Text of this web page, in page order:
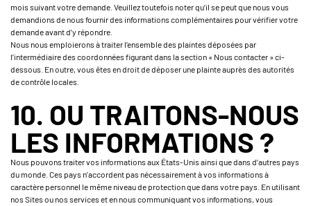
mois suivant votre demande. Veuillez toutefois noter qu’il se peut que nous vous
demandions de nous fournir des informations complémentaires pour vérifier votre
demande avant d’y répondre.
Nous nous emploierons à traiter l’ensemble des plaintes déposées par
l’intermédiaire des coordonnées figurant dans la section « Nous contacter » ci-
dessous. En outre, vous êtes en droit de déposer une plainte auprès des autorités
de contrôle locales.
10. OU TRAITONS-NOUS
LES INFORMATIONS ?
Nous pouvons traiter vos informations aux États-Unis ainsi que dans d’autres pays
du monde. Ces pays n’accordent pas nécessairement à vos informations à
caractère personnel le même niveau de protection que dans votre pays. En utilisant
nos Sites ou nos services et en nous communiquant vos informations, vous